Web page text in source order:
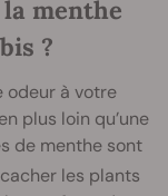
menthe
?
odeur à votre
plus loin qu’une
de menthe sont
les plants